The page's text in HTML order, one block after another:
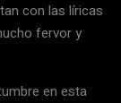
con las líricas
fervor y
en esta